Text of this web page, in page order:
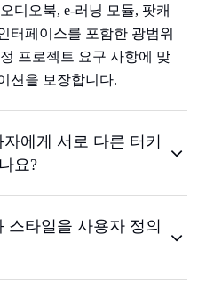
디오북, e-러닝 모듈, 팟캐
터페이스를 포함한 광범위
프로젝트 요구 사항에 맞
션을 보장합니다.
에게 서로 다른 터키
요?
스타일을 사용자 정의